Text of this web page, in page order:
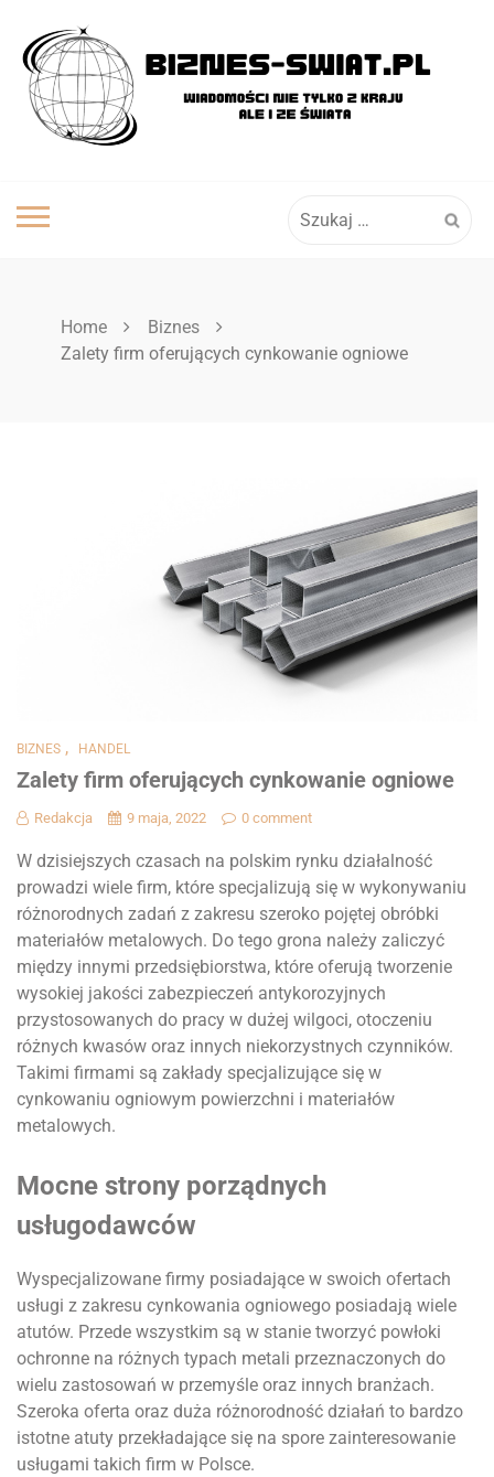
content
Home
Biznes
Zalety firm oferujących cynkowanie ogniowe
BIZNES , HANDEL
Zalety firm oferujących cynkowanie ogniowe
Redakcja 9 maja, 2022 0 comment
W dzisiejszych czasach na polskim rynku działalność
prowadzi wiele firm, które specjalizują się w wykonywaniu
różnorodnych zadań z zakresu szeroko pojętej obróbki
materiałów metalowych. Do tego grona należy zaliczyć
między innymi przedsiębiorstwa, które oferują tworzenie
wysokiej jakości zabezpieczeń antykorozyjnych
przystosowanych do pracy w dużej wilgoci, otoczeniu
różnych kwasów oraz innych niekorzystnych czynników.
Takimi firmami są zakłady specjalizujące się w
cynkowaniu ogniowym powierzchni i materiałów
metalowych.
Mocne strony porządnych
usługodawców
Wyspecjalizowane firmy posiadające w swoich ofertach
usługi z zakresu cynkowania ogniowego posiadają wiele
atutów. Przede wszystkim są w stanie tworzyć powłoki
ochronne na różnych typach metali przeznaczonych do
wielu zastosowań w przemyśle oraz innych branżach.
Szeroka oferta oraz duża różnorodność działań to bardzo
istotne atuty przekładające się na spore zainteresowanie
usługami takich firm w Polsce.